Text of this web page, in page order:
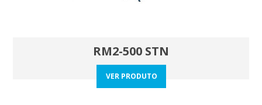
RM2-500 STN
VER PRODUTO